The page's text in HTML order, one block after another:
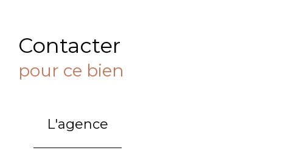
Contacter
pour ce bien
L'agence